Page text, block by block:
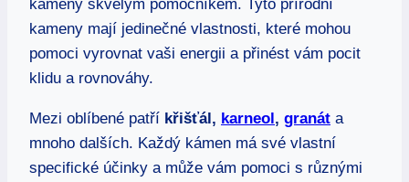
kameny skvělým pomocníkem. Tyto přírodní
kameny mají ⁤jedinečné vlastnosti, které mohou
pomoci vyrovnat vaši energii a přinést vám ​pocit
klidu a ⁣rovnováhy.
Mezi ⁢oblíbené⁣ ⁤patří křišťál, karneol , granát ⁣a
mnoho ⁣dalších. Každý kámen má své vlastní
specifické účinky ‌a může​ vám pomoci ​s​ různými